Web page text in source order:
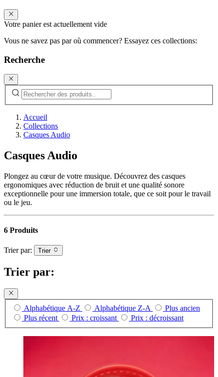
Votre panier est actuellement vide
Vous ne savez pas par où commencer? Essayez ces collections:
Recherche
Accueil
Collections
Casques Audio
Casques Audio
Plongez au cœur de votre musique. Découvrez des casques
ergonomiques avec réduction de bruit et une qualité sonore
exceptionnelle pour une immersion totale, que ce soit pour le travail
ou le jeu.
6 Produits
Trier par: Trier
Trier par:
Alphabétique A-Z Alphabétique Z-A
Plus ancien
Plus récent
Prix : croissant Prix : décroissant